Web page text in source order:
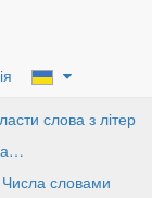
слова з літер
Числа словами